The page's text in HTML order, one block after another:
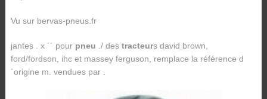
Vu sur bervas-pneus.fr
jantes . x ´´ pour pneu ./ des tracteurs david brown,
ford/fordson, ihc et massey ferguson, remplace la référence d
´origine m. vendues par .